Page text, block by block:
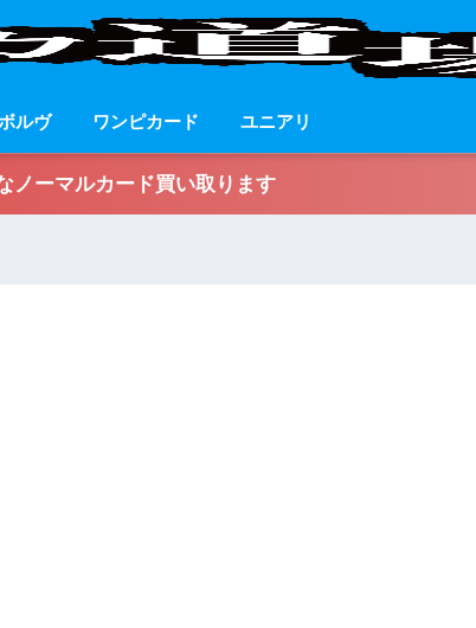
ルヴ ワンピカード ユニアリ
ノーマルカード買い取ります